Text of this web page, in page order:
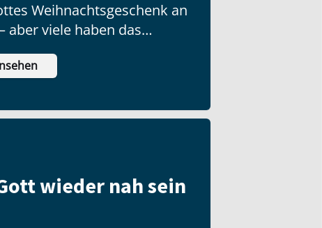
Weihnachtsgeschenk an
aber viele haben das
nicht ausgepackt!
wieder nah sein